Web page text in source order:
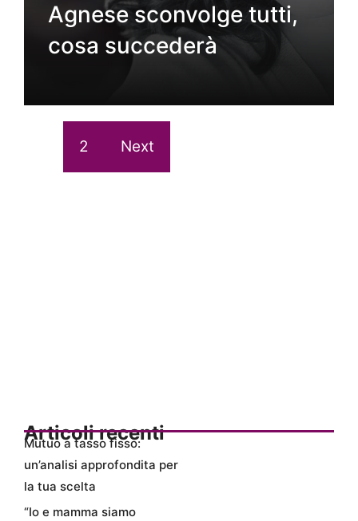
Agnese sconvolge tutti,
cosa succederà
2 Next
Articoli recenti
Mutuo a tasso fisso:
un’analisi approfondita per
la tua scelta
“Io e mamma siamo